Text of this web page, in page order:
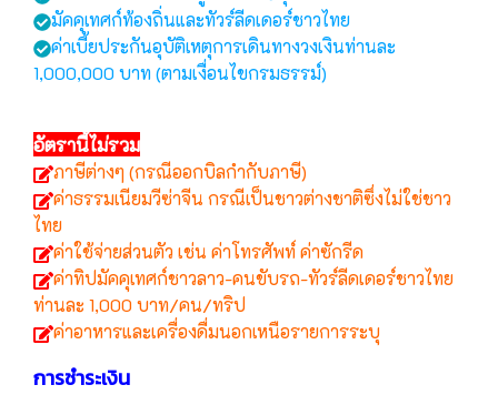
มัคคุเทศก์ท้องถิ่นและทัวร์ลีดเดอร์ชาวไทย
ค่าเบี้ยประกันอุบัติเหตุการเดินทางวงเงินท่านละ
1,000,000 บาท (ตามเงื่อนไขกรมธรรม์)
อัตรานี้ไม่รวม
ภาษีต่างๆ (กรณีออกบิลกำกับภาษี)
ค่าธรรมเนียมวีซ่าจีน กรณีเป็นชาวต่างชาติซึ่งไม่ใช่ชาว
ไทย
ค่าใช้จ่ายส่วนตัว เช่น ค่าโทรศัพท์ ค่าซักรีด
ค่าทิปมัคคุเทศก์ชาวลาว-คนขับรถ-ทัวร์ลีดเดอร์ชาวไทย
ท่านละ 1,000 บาท/คน/ทริป
ค่าอาหารและเครื่องดื่มนอกเหนือรายการระบุ
การชำระเงิน